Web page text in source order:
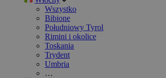
Wszystko
Bibione
Południowy Tyrol
Rimini i okolice
Toskania
Trydent
Umbria
…